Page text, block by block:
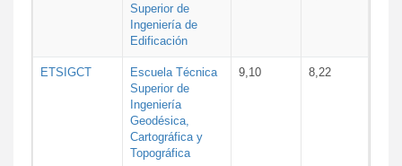
Superior de
Ingeniería de
Edificación
ETSIGCT
Escuela Técnica
Superior de
Ingeniería
Geodésica,
Cartográfica y
Topográfica
9,10 8,22